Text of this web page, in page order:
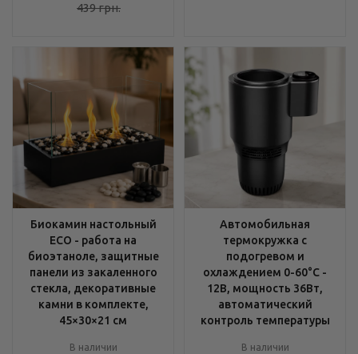
439грн.
Биокамин настольный
ECO - работа на
биоэтаноле, защитные
панели из закаленного
стекла, декоративные
камни в комплекте,
45×30×21 см
В наличии
Автомобильная
термокружка с
подогревом и
охлаждением 0-60°C -
12В, мощность 36Вт,
автоматический
контроль температуры
В наличии